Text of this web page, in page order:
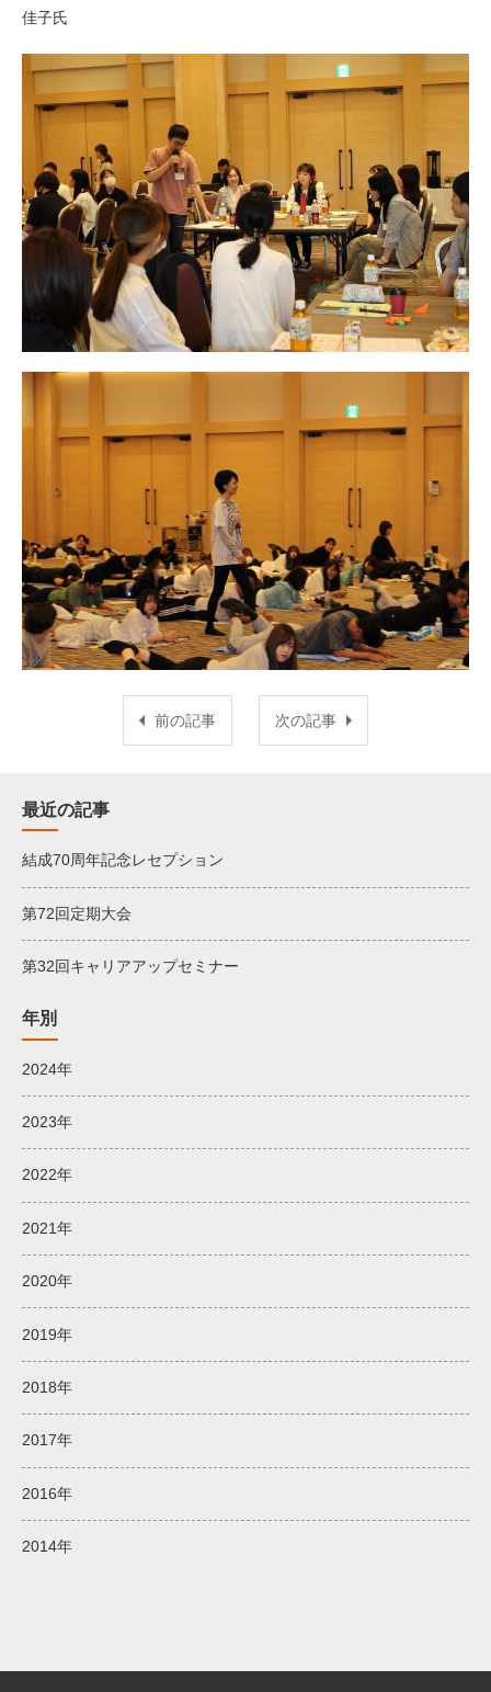
佳子氏
前の記事 次の記事
最近の記事
結成70周年記念レセプション
第72回定期大会
第32回キャリアアップセミナー
年別
2024年
2023年
2022年
2021年
2020年
2019年
2018年
2017年
2016年
2014年